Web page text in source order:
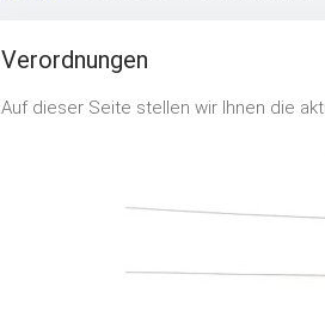
Verordnungen
Auf dieser Seite stellen wir Ihnen die